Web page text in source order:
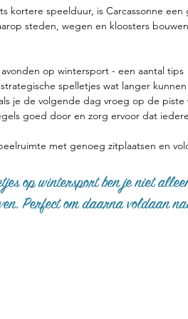
kortere speelduur, is Carcassonne
steden, wegen en kloosters
op wintersport - een aantal tips
spelletjes wat langer
je de volgende dag vroeg op de piste
goed door en zorg ervoor dat
met genoeg zitplaatsen en
op wintersport ben je niet
Perfect om daarna voldaan